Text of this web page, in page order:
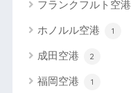
フランクフルト空港
ホノルル空港 1
成田空港 2
福岡空港 1